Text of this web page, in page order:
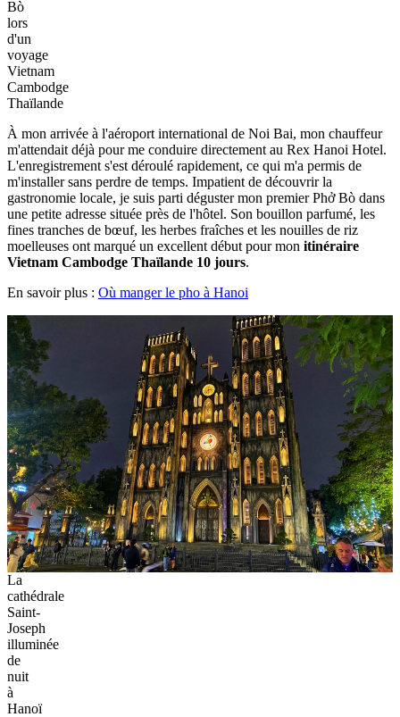
Bò
lors
d'un
voyage
Vietnam
Cambodge
Thaïlande
À mon arrivée à l'aéroport international de Noi Bai, mon chauffeur
m'attendait déjà pour me conduire directement au Rex Hanoi Hotel.
L'enregistrement s'est déroulé rapidement, ce qui m'a permis de
m'installer sans perdre de temps. Impatient de découvrir la
gastronomie locale, je suis parti déguster mon premier Phở Bò dans
une petite adresse située près de l'hôtel. Son bouillon parfumé, les
fines tranches de bœuf, les herbes fraîches et les nouilles de riz
moelleuses ont marqué un excellent début pour mon itinéraire
Vietnam Cambodge Thaïlande 10 jours.
En savoir plus : Où manger le pho à Hanoi
La
cathédrale
Saint-
Joseph
illuminée
de
nuit
à
Hanoï